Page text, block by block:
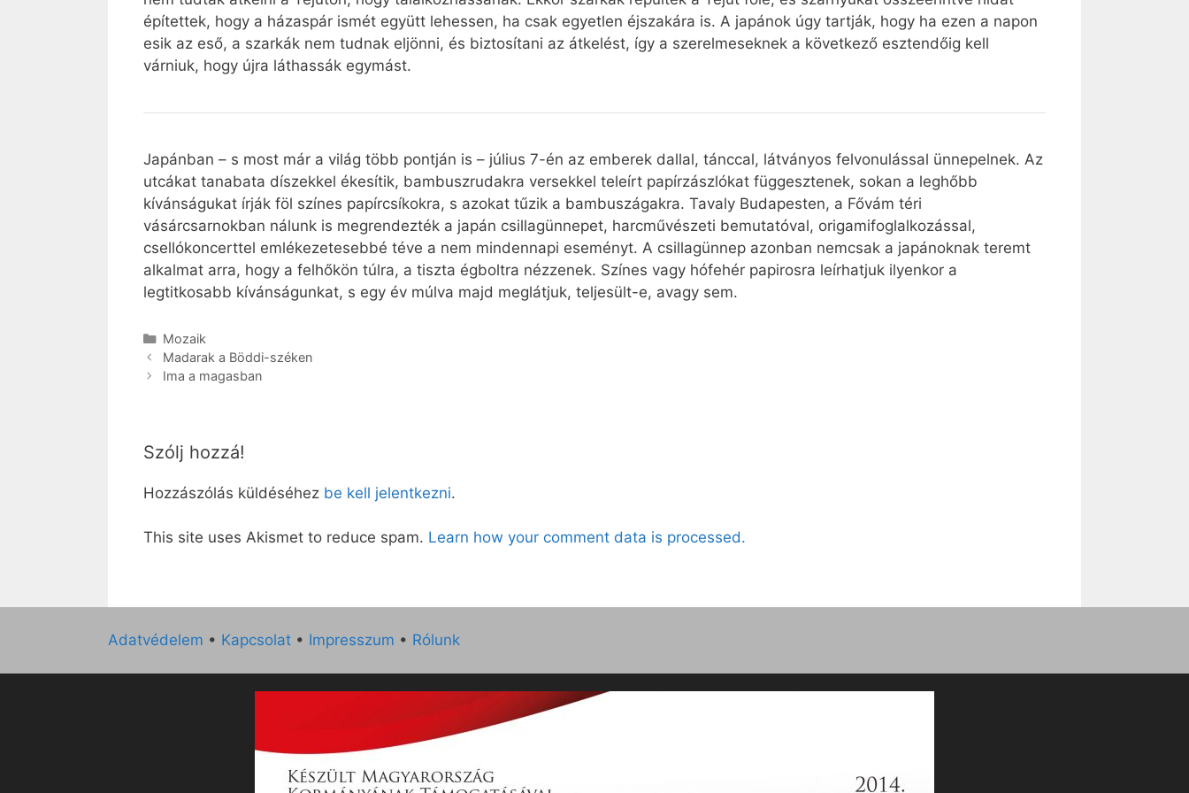
építettek, hogy a házaspár ismét együtt lehessen, ha csak egyetlen éjszakára is. A japánok úgy tartják, hogy ha ezen a napon
esik az eső, a szarkák nem tudnak eljönni, és biztosítani az átkelést, így a szerelmeseknek a következő esztendőig kell
várniuk, hogy újra láthassák egymást.
Japánban – s most már a világ több pontján is – július 7-én az emberek dallal, tánccal, látványos felvonulással ünnepelnek. Az
utcákat tanabata díszekkel ékesítik, bambuszrudakra versekkel teleírt papírzászlókat függesztenek, sokan a leghőbb
kívánságukat írják föl színes papírcsíkokra, s azokat tűzik a bambuszágakra. Tavaly Budapesten, a Fővám téri
vásárcsarnokban nálunk is megrendezték a japán csillagünnepet, harcművészeti bemutatóval, origamifoglalkozással,
csellókoncerttel emlékezetesebbé téve a nem mindennapi eseményt. A csillagünnep azonban nemcsak a japánoknak teremt
alkalmat arra, hogy a felhőkön túlra, a tiszta égboltra nézzenek. Színes vagy hófehér papirosra leírhatjuk ilyenkor a
legtitkosabb kívánságunkat, s egy év múlva majd meglátjuk, teljesült-e, avagy sem.
Kategória
Mozaik
Madarak a Böddi-széken
Ima a magasban
Szólj hozzá!
Hozzászólás küldéséhez be kell jelentkezni.
This site uses Akismet to reduce spam. Learn how your comment data is processed.
Adatvédelem • Kapcsolat • Impresszum • Rólunk